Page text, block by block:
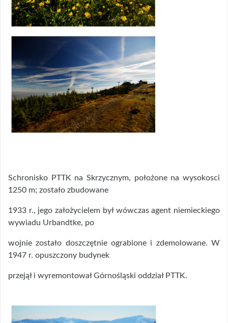
Schronisko PTTK na Skrzycznym, położone na wysokosci
1250 m; zostało zbudowane
1933 r., jego założycielem był wówczas agent niemieckiego
wywiadu Urbandtke, po
wojnie zostało doszczętnie ograbione i zdemolowane. W
1947 r. opuszczony budynek
przejął i wyremontował Górnośląski oddział PTTK.